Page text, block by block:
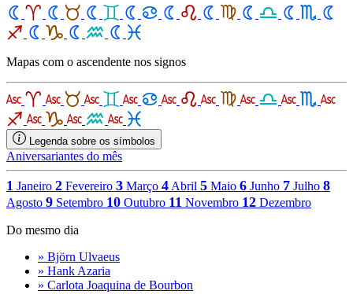
Mapas com o ascendente nos signos
Legenda sobre os símbolos
Aniversariantes do mês
1 Janeiro 2 Fevereiro 3 Março 4Abril 5 Maio 6 Junho 7 Julho 8
Agosto 9 Setembro 10 Outubro 11 Novembro 12 Dezembro
Do mesmo dia
» Björn Ulvaeus
» Hank Azaria
» Carlota Joaquina de Bourbon